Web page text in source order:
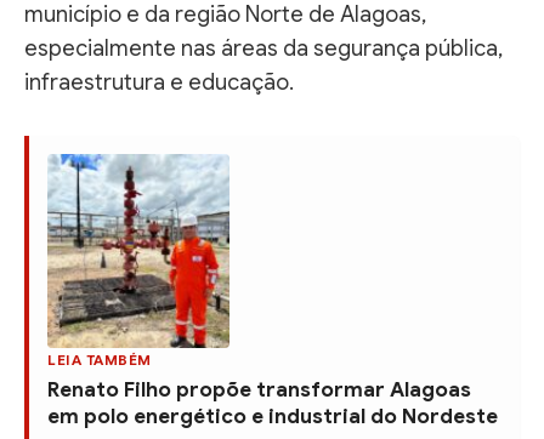
município e da região Norte de Alagoas,
especialmente nas áreas da segurança pública,
infraestrutura e educação.
LEIA TAMBÉM
Renato Filho propõe transformar Alagoas
em polo energético e industrial do Nordeste